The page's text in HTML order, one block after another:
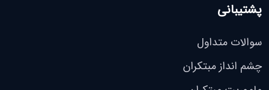
پشتیبانی
سوالات متداول
چشم انداز مبتکران